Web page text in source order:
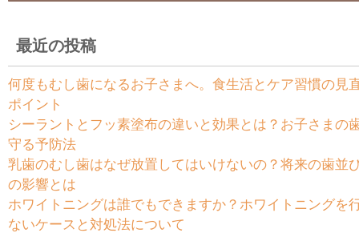
最近の投稿
何度もむし歯になるお子さまへ。食生活とケア習慣の見
ポイント
シーラントとフッ素塗布の違いと効果とは？お子さまの
守る予防法
乳歯のむし歯はなぜ放置してはいけないの？将来の歯並
の影響とは
ホワイトニングは誰でもできますか？ホワイトニングを
ないケースと対処法について